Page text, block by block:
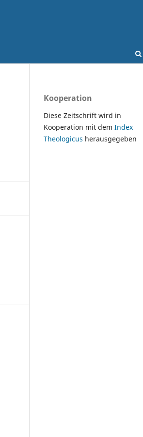
Kooperation
Diese Zeitschrift wird in
Kooperation mit dem Index
Theologicus herausgegeben